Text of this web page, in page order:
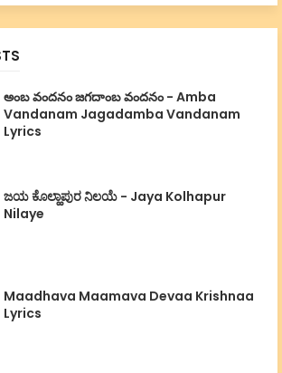
అంబ వందనం జగదాంబ వందనం - Amba
Vandanam Jagadamba Vandanam
Lyrics
ಜಯ ಕೊಲ್ಹಾಪುರ ನಿಲಯೆ - Jaya Kolhapur
Nilaye
Maadhava Maamava Devaa Krishnaa
Lyrics